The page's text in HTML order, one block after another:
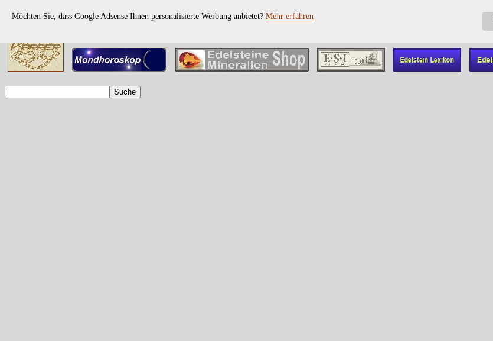
Möchten Sie, dass Google Adsense Ihnen personalisierte Werbung anbietet? Mehr erfahren